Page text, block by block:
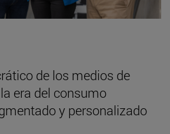
de los medios de
era del consumo
y personalizado